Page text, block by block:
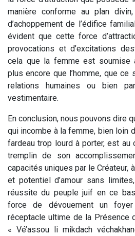
manière conforme au plan
d’achoppement de l’édifice
évident que cette force
provocations et d’excitations
cela que la femme est soumise
plus encore que l’homme, que
relations humaines ou bien
vestimentaire.
En conclusion, nous pouvons dire
qui incombe à la femme, bien loin
fardeau trop lourd à porter, est
tremplin de son
capacités uniques par le Créateur,
et potentiel d’amour sans
réussite du peuple juif en ce
force de dévouement un
réceptacle ultime de la Présence
« Vé’assou li mikdach